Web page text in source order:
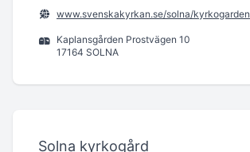
www.svenskakyrkan.se/solna/kyrkogarden
Kaplansgården Prostvägen 10
17164 SOLNA
Solna kyrkogård